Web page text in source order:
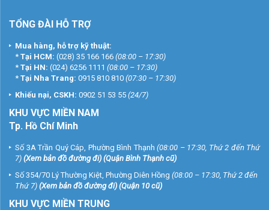
TỔNG ĐÀI HỖ TRỢ
Mua hàng, hỗ trợ kỹ thuật:
* Tại HCM: (028) 35 166 166 (08:00 – 17:30)
* Tại HN: (024) 6256 1111 (08:00 – 17:30)
* Tại Nha Trang: 0915 810 810 (07:30 – 17:30)
Khiếu nại, CSKH: 0902 51 53 55 (24/7)
KHU VỰC MIỀN NAM
Tp. Hồ Chí Minh
Số 3A Trần Quý Cáp, Phường Bình Thạnh (08:00 – 17:30, Thứ 2 đến Thứ
7) (Xem bản đồ đường đi) (Quận Bình Thạnh cũ)
Số 354/70 Lý Thường Kiệt, Phường Diên Hồng (08:00 – 17:30, Thứ 2 đến
Thứ 7) (Xem bản đồ đường đi) (Quận 10 cũ)
KHU VỰC MIỀN TRUNG